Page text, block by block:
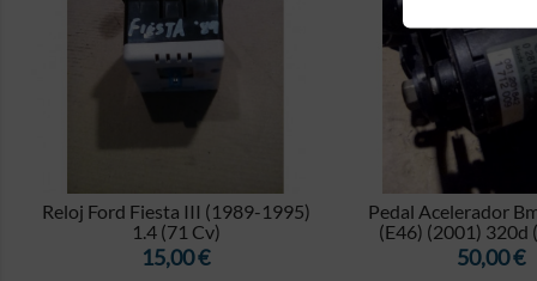
Reloj Ford Fiesta III (1989-1995)
1.4 (71 Cv)
Precio
15,00 €

Pedal Acelerador
(E46) (2001) 320d
Precio
50,00 €
